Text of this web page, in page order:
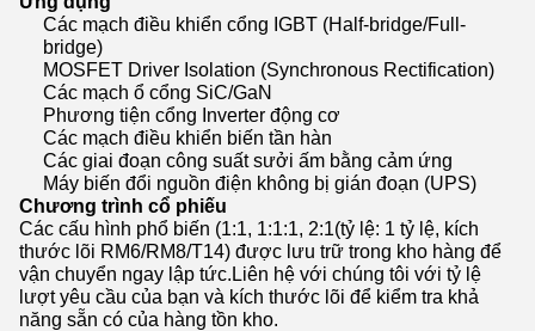
Các mạch điều khiển cổng IGBT (Half-bridge/Full-
bridge)
MOSFET Driver Isolation (Synchronous Rectification)
Các mạch ổ cổng SiC/GaN
Phương tiện cổng Inverter động cơ
Các mạch điều khiển biến tần hàn
Các giai đoạn công suất sưởi ấm bằng cảm ứng
Máy biến đổi nguồn điện không bị gián đoạn (UPS)
Chương trình cổ phiếu
Các cấu hình phổ biến (1:1, 1:1:1, 2:1(tỷ lệ: 1 tỷ lệ, kích
thước lõi RM6/RM8/T14) được lưu trữ trong kho hàng để
vận chuyển ngay lập tức.Liên hệ với chúng tôi với tỷ lệ
lượt yêu cầu của bạn và kích thước lõi để kiểm tra khả
năng sẵn có của hàng tồn kho.